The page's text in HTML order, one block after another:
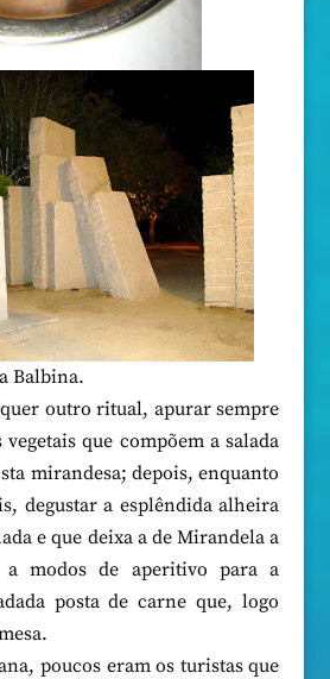
Balbina.
outro ritual, apurar sempre
que compõem a salada
mirandesa; depois, enquanto
degustar a esplêndida alheira
e que deixa a de Mirandela a
modos de aperitivo para a
posta de carne que, logo
poucos eram os turistas que